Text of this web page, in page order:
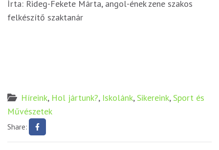
Írta: Rideg-Fekete Márta, angol-ének zene szakos
felkészítő szaktanár
Híreink, Hol jártunk?, Iskolánk, Sikereink, Sport és
Művészetek
Share: